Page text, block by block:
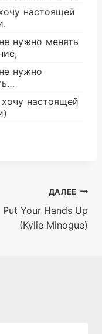
настоящей
нужно менять
нужно
настоящей
ДАЛЕЕ
Put Your Hands Up
(Kylie Minogue)